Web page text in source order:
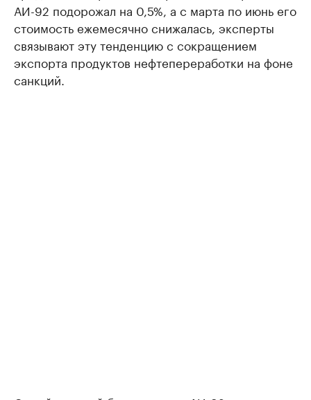
АИ-92 подорожал на 0,5%, а с марта по июнь его
стоимость ежемесячно снижалась, эксперты
связывают эту тенденцию с сокращением
экспорта продуктов нефтепереработки на фоне
санкций.